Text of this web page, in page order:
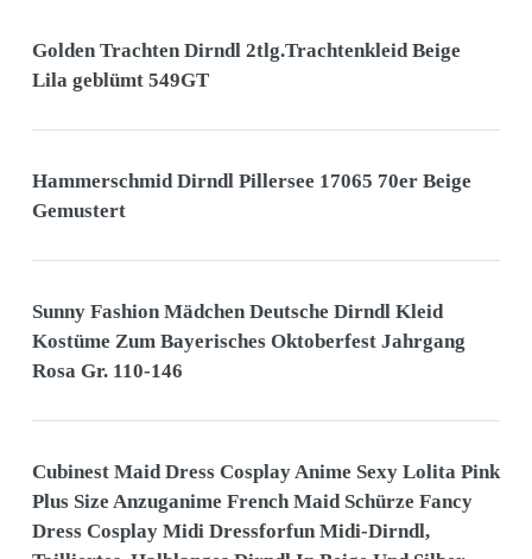
Golden Trachten Dirndl 2tlg.Trachtenkleid Beige
Lila geblümt 549GT
Hammerschmid Dirndl Pillersee 17065 70er Beige
Gemustert
Sunny Fashion Mädchen Deutsche Dirndl Kleid
Kostüme Zum Bayerisches Oktoberfest Jahrgang
Rosa Gr. 110-146
Cubinest Maid Dress Cosplay Anime Sexy Lolita Pink
Plus Size Anzuganime French Maid Schürze Fancy
Dress Cosplay Midi Dressforfun Midi-Dirndl,